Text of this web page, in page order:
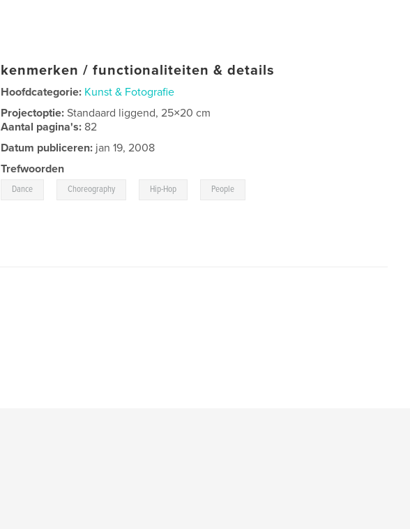
kenmerken / functionaliteiten & details
Hoofdcategorie: Kunst & Fotografie
Projectoptie:Standaard liggend, 25×20 cm
Aantal pagina's: 82
Datum publiceren: jan 19, 2008
Trefwoorden
Dance Choreography Hip-Hop People